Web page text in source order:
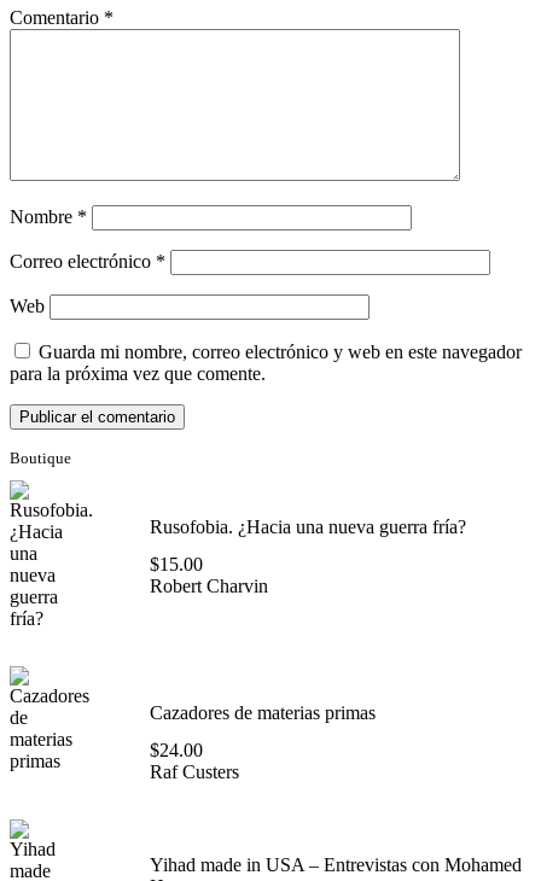
Comentario *
Nombre *
Correo electrónico *
Web
Guarda mi nombre, correo electrónico y web en este navegador
para la próxima vez que comente.
Boutique
Rusofobia. ¿Hacia una nueva guerra fría?
$15.00
Robert Charvin
Cazadores de materias primas
$24.00
Raf Custers
Yihad made in USA – Entrevistas con Mohamed